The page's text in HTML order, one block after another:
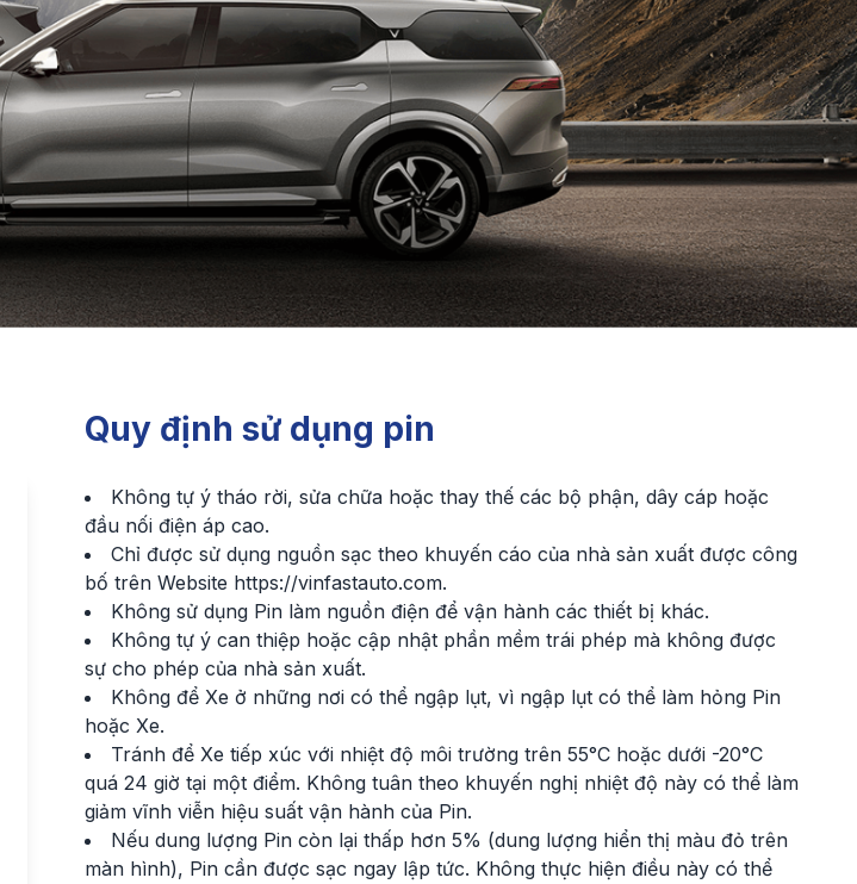
Quy định sử dụng pin
Không tự ý tháo rời, sửa chữa hoặc thay thế các bộ phận, dây cáp hoặc
đầu nối điện áp cao.
Chỉ được sử dụng nguồn sạc theo khuyến cáo của nhà sản xuất được công
bố trên Website https://vinfastauto.com.
Không sử dụng Pin làm nguồn điện để vận hành các thiết bị khác.
Không tự ý can thiệp hoặc cập nhật phần mềm trái phép mà không được
sự cho phép của nhà sản xuất.
Không để Xe ở những nơi có thể ngập lụt, vì ngập lụt có thể làm hỏng Pin
hoặc Xe.
Tránh để Xe tiếp xúc với nhiệt độ môi trường trên 55°C hoặc dưới -20°C
quá 24 giờ tại một điểm. Không tuân theo khuyến nghị nhiệt độ này có thể làm
giảm vĩnh viễn hiệu suất vận hành của Pin.
Nếu dung lượng Pin còn lại thấp hơn 5% (dung lượng hiển thị màu đỏ trên
màn hình), Pin cần được sạc ngay lập tức. Không thực hiện điều này có thể